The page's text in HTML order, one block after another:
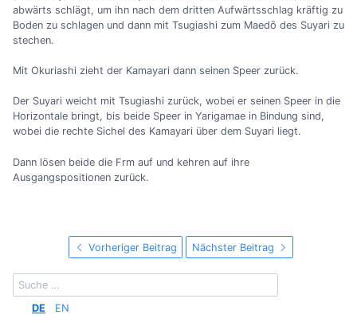
abwärts schlägt, um ihn nach dem dritten Aufwärtsschlag kräftig zu
Boden zu schlagen und dann mit Tsugiashi zum Maedō des Suyari zu
stechen.
Mit Okuriashi zieht der Kamayari dann seinen Speer zurück.
Der Suyari weicht mit Tsugiashi zurück, wobei er seinen Speer in die
Horizontale bringt, bis beide Speer in Yarigamae in Bindung sind,
wobei die rechte Sichel des Kamayari über dem Suyari liegt.
Dann lösen beide die Frm auf und kehren auf ihre
Ausgangspositionen zurück.
Vorheriger Beitrag Nächster Beitrag
DE EN